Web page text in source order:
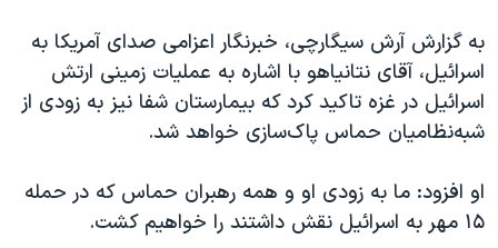
قانون شفافیت دارائی کادر رهبری ایران
اعتراضات مردمی آبان ۹۸
اسرائیل در جنگ
همایش محافظه‌کاران آمریکا «سی‌پک»
صفحه‌های ویژه
به گزارش آرش سیگارچی، خبرنگار اعزامی صدای آمریکا به
اسرائیل، آقای نتانیاهو با اشاره به عملیات زمینی ارتش
اسرائیل در غزه تاکید کرد که بیمارستان شفا نیز به زودی از
شبه‌نظامیان حماس پاک‌سازی خواهد شد.
او افزود: ما به زودی او و همه رهبران حماس که در حمله
۱۵ مهر به اسرائیل نقش داشتند را خواهیم کشت.